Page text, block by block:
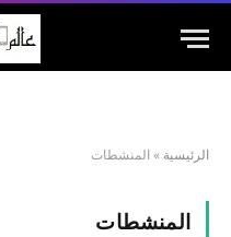
الرئيسية » المنشطات
المنشطات